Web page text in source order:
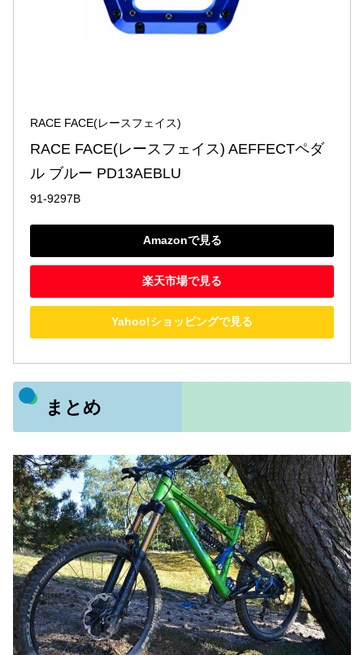
RACE FACE(レースフェイス)
RACE FACE(レースフェイス) AEFFECTペダ
ル ブルー PD13AEBLU
91-9297B
Amazonで見る
楽天市場で見る
Yahoo!ショッピングで見る
まとめ